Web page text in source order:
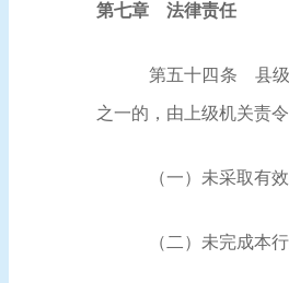
第七章 法律责任
第五十四条 县级
之一的，由上级机关责
（一）未采取有
（二）未完成本